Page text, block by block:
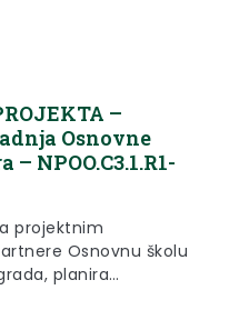
–
Osnovne
NPOO.C3.1.R1-
projektnim
Osnovnu školu
planira